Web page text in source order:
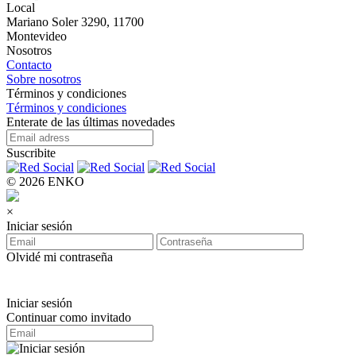
Local
Mariano Soler 3290, 11700
Montevideo
Nosotros
Contacto
Sobre nosotros
Términos y condiciones
Términos y condiciones
Enterate de las últimas novedades
Suscribite
© 2026 ENKO
×
Iniciar sesión
Olvidé mi contraseña
Iniciar sesión
Continuar como invitado